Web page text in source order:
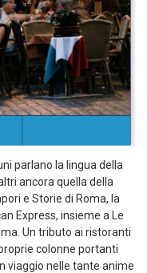
parlano la lingua della
ancora quella della
e Storie di Roma, la
Express, insieme a Le
Un tributo ai ristoranti
colonne portanti
viaggio nelle tante anime